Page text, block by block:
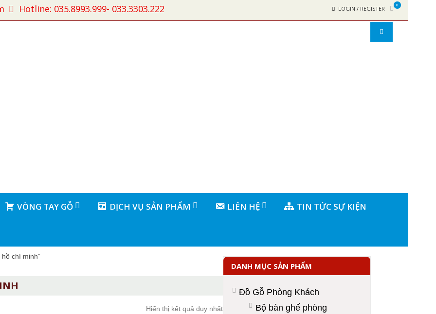
Hotline: 035.8993.999- 033.3303.222 LOGIN / REGISTER
0
VÒNG TAY GỖ DỊCH VỤ SẢN PHẨM LIÊN HỆ TIN TỨC SỰ KIỆN
chí minh”
Hiển thị kết quả duy nhất
DANH MỤC SẢN PHẨM
Đồ Gỗ Phòng Khách
Bộ bàn ghế phòng